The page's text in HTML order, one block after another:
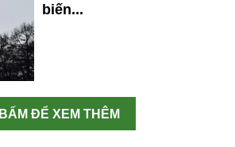
biến...
BẤM ĐỂ XEM THÊM